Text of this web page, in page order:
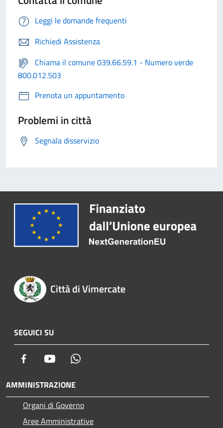
Leggi le domande frequenti
Richiedi Assistenza
Chiama il comune 039.66.59.1 - Numero verde
800.012.503
Prenota un appuntamento
Problemi in città
Segnala disservizio
Città di Vimercate
SEGUICI SU
Facebook Youtube
AMMINISTRAZIONE
Organi di Governo
Aree Amministrative